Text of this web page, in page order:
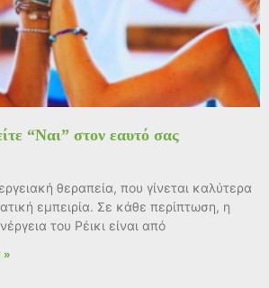
“Ναι” στον εαυτό σας
θεραπεία, που γίνεται καλύτερα
εμπειρία. Σε κάθε περίπτωση, η
του Ρέικι είναι από
»